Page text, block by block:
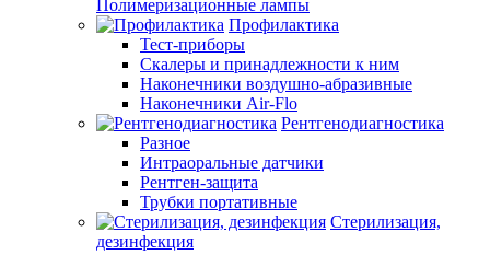
Полимеризационные лампы
Профилактика
Тест-приборы
Скалеры и принадлежности к ним
Наконечники воздушно-абразивные
Наконечники Air-Flo
Рентгенодиагностика
Разное
Интраоральные датчики
Рентген-защита
Трубки портативные
Стерилизация,
дезинфекция